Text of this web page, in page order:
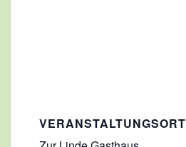
VERANSTALTUNGSORT